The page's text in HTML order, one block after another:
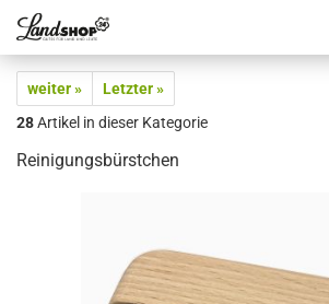
weiter »
Letzter »
28Artikel in dieser Kategorie
Reinigungsbürstchen